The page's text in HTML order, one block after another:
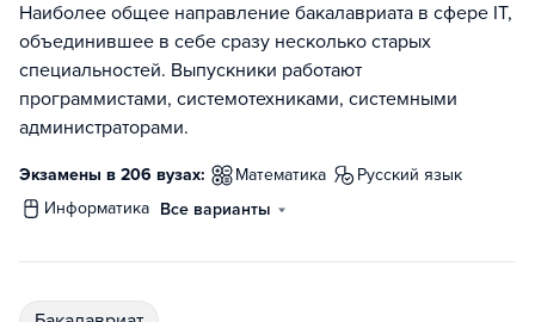
Наиболее общее направление бакалавриата в сфере IT,
объединившее в себе сразу несколько старых
специальностей. Выпускники работают
программистами, системотехниками, системными
администраторами.
Экзамены в 206 вузах: математика
русский язык
информатика Все варианты